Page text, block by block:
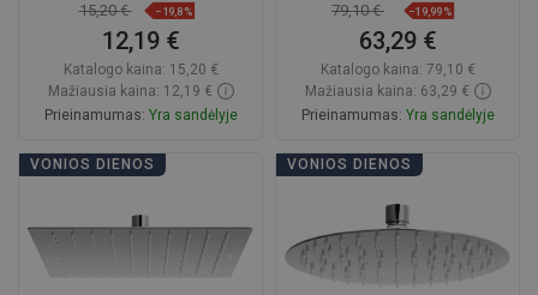
15,20 € −19,8%
12,19 €
Katalogo kaina: 15,20 €
Mažiausia kaina: 12,19 €
Prieinamumas: Yra sandėlyje
Į krepšelį
79,10 € −19,99%
63,29 €
Katalogo kaina: 79,10 €
Mažiausia kaina: 63,29 €
Prieinamumas: Yra sandėlyje
Į krepšelį
VONIOS DIENOS VONIOS DIENOS